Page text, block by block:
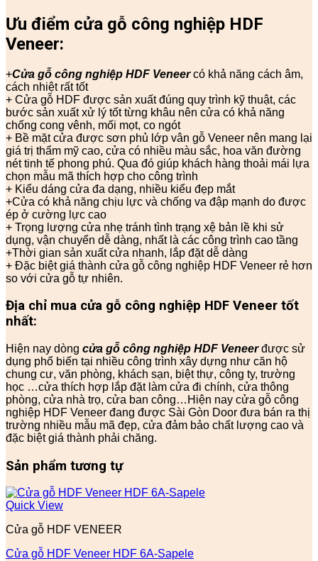
Ưu điểm cửa gỗ công nghiệp HDF
Veneer:
+Cửa gỗ công nghiệp HDF Veneercó khả năng cách âm,
cách nhiệt rất tốt
+ Cửa gỗ HDF được sản xuất đúng quy trình kỹ thuật, các
bước sản xuất xử lý tốt từng khâu nên cửa có khả năng
chống cong vênh, mối mọt, co ngót
+ Bề mặt cửa được sơn phủ lớp vân gỗ Veneer nên mang lại
giá trị thẩm mỹ cao, cửa có nhiều màu sắc, hoa văn đường
nét tinh tế phong phú. Qua đó giúp khách hàng thoải mái lựa
chọn mẫu mã thích hợp cho công trình
+ Kiểu dáng cửa đa dạng, nhiều kiểu đẹp mắt
+Cửa có khả năng chịu lực và chống va đập mạnh do được
ép ở cường lực cao
+ Trọng lượng cửa nhẹ tránh tình trạng xệ bản lề khi sử
dụng, vận chuyển dễ dàng, nhất là các công trình cao tầng
+Thời gian sản xuất cửa nhanh, lắp đặt dễ dàng
+ Đặc biệt giá thành cửa gỗ công nghiệp HDF Veneer rẻ hơn
so với cửa gỗ tự nhiên.
Địa chỉ mua cửa gỗ công nghiệp HDF Veneer tốt
nhất:
Hiện nay dòng cửa gỗ công nghiệp HDF Veneerđược sử
dụng phổ biến tại nhiều công trình xây dựng như căn hộ
chung cư, văn phòng, khách sạn, biệt thự, công ty, trường
học …cửa thích hợp lắp đặt làm cửa đi chính, cửa thông
phòng, cửa nhà trọ, cửa ban công…Hiện nay cửa gỗ công
nghiệp HDF Veneer đang được Sài Gòn Door đưa bán ra thị
trường nhiều mẫu mã đẹp, cửa đảm bảo chất lượng cao và
đặc biệt giá thành phải chăng.
Sản phẩm tương tự
Quick View
Cửa gỗ HDF VENEER
Cửa gỗ HDF Veneer HDF 6A-Sapele